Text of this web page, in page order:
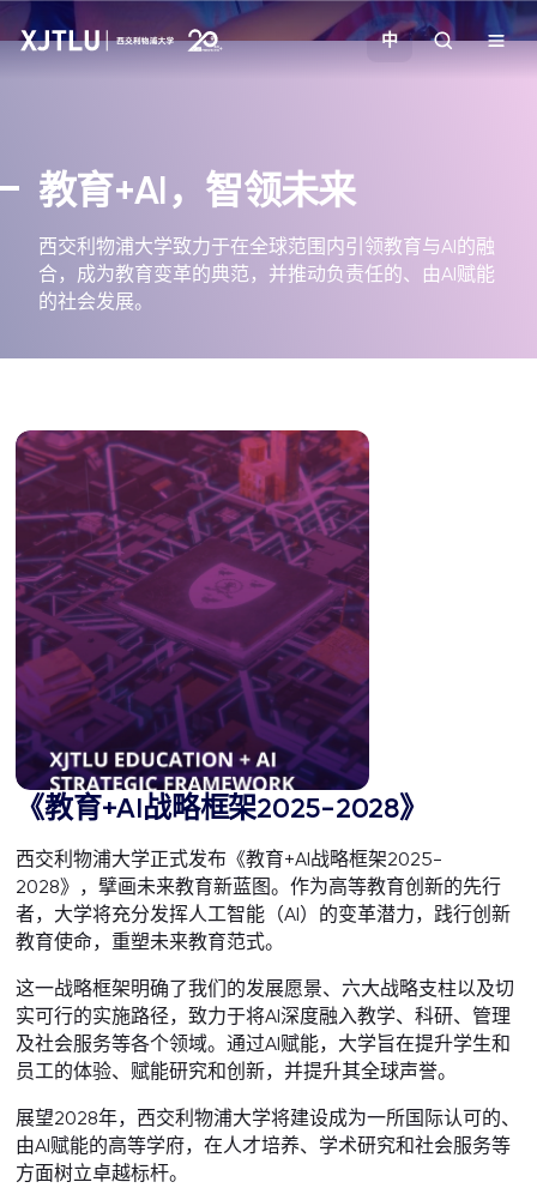
招生
科研
关于我们
中
教育+AI，智领未来
西交利物浦大学致力于在全球范围内引领教育与AI的融
合，成为教育变革的典范，并推动负责任的、由AI赋能
的社会发展。
《教育+AI战略框架2025-2028》
西交利物浦大学正式发布《教育+AI战略框架2025-
2028》，擘画未来教育新蓝图。作为高等教育创新的先行
者，大学将充分发挥人工智能（AI）的变革潜力，践行创新
教育使命，重塑未来教育范式。
这一战略框架明确了我们的发展愿景、六大战略支柱以及切
实可行的实施路径，致力于将AI深度融入教学、科研、管理
及社会服务等各个领域。通过AI赋能，大学旨在提升学生和
员工的体验、赋能研究和创新，并提升其全球声誉。
展望2028年，西交利物浦大学将建设成为一所国际认可的、
由AI赋能的高等学府，在人才培养、学术研究和社会服务等
方面树立卓越标杆。